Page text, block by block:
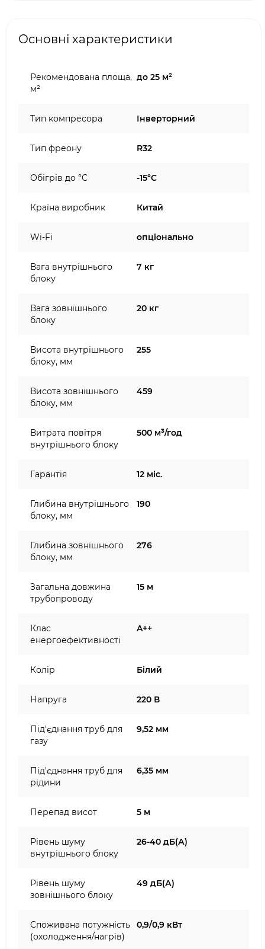
Основні характеристики
Рекомендована площа,
м²
до 25 м²
Тип компресора Інверторний
Тип фреону R32
Обігрів до °C -15°C
Країна виробник Китай
Wi-Fi опціонально
Вага внутрішнього
блоку
7 кг
Вага зовнішнього
блоку
20 кг
Висота внутрішнього
блоку, мм
255
Висота зовнішнього
блоку, мм
459
Витрата повітря
внутрішнього блоку
500 м³/год
Гарантія 12 міс.
Глибина внутрішнього
блоку, мм
190
Глибина зовнішнього
блоку, мм
276
Загальна довжина
трубопроводу
15 м
Клас
енергоефективності
A++
Колір Білий
Напруга 220 В
Під'єднання труб для
газу
9,52 мм
Під'єднання труб для
рідини
6,35 мм
Перепад висот 5 м
Рівень шуму
внутрішнього блоку
26-40 дБ(А)
Рівень шуму
зовнішнього блоку
49 дБ(А)
Споживана потужність
(охолодження/нагрів)
0,9/0,9 кВт